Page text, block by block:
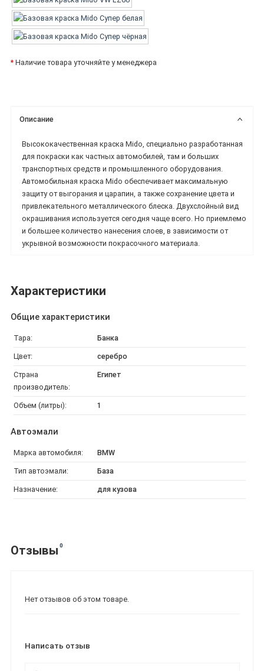
* Наличие товара уточняйте у менеджера
Описание
Высококачественная краска Mido, специально разработанная
для покраски как частных автомобилей, там и больших
транспортных средств и промышленного оборудования.
Автомобильная краска Mido обеспечивает максимальную
защиту от выгорания и царапин, а также сохранение цвета и
привлекательного металлического блеска. Двухслойный вид
окрашивания используется сегодня чаще всего. Но приемлемо
и большее количество нанесения слоев, в зависимости от
укрывной возможности покрасочного материала.
Характеристики
Общие характеристики
Тара: Банка
Цвет: серебро
Страна
производитель:
Египет
Объем (литры): 1
Автоэмали
Марка автомобиля: BMW
Тип автоэмали: База
Назначение: для кузова
Отзывы 0
Нет отзывов об этом товаре.
Написать отзыв